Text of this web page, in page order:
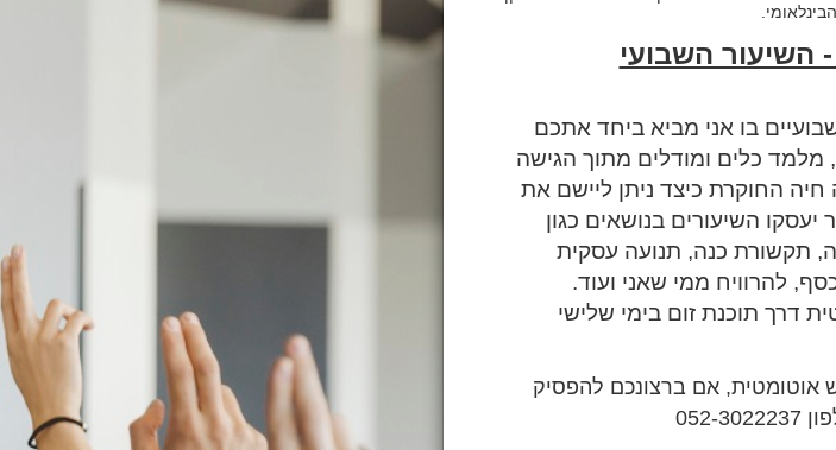
הבינלאומי.
השיעור השבועי
בו אני מביא ביחד אתכם
מלמד כלים ומודלים מתוך הגישה
חיה החוקרת כיצד ניתן ליישם את
יעסקו השיעורים בנושאים כגון
תקשורת כנה, תנועה עסקית
להרוויח ממי שאני ועוד.
דרך תוכנת זום בימי שלישי
אוטומטית, אם ברצונכם להפסיק